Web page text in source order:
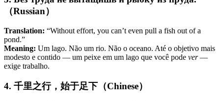
（Russian）
Translation: “Without effort, you can’t even pull a fish out of a
pond.”
Meaning: Um lago. Não um rio. Não o oceano. Até o objetivo mais
modesto e contido — um peixe em um lago que você pode ver—
exige trabalho.
4. 千里之行，始于足下（Chinese）